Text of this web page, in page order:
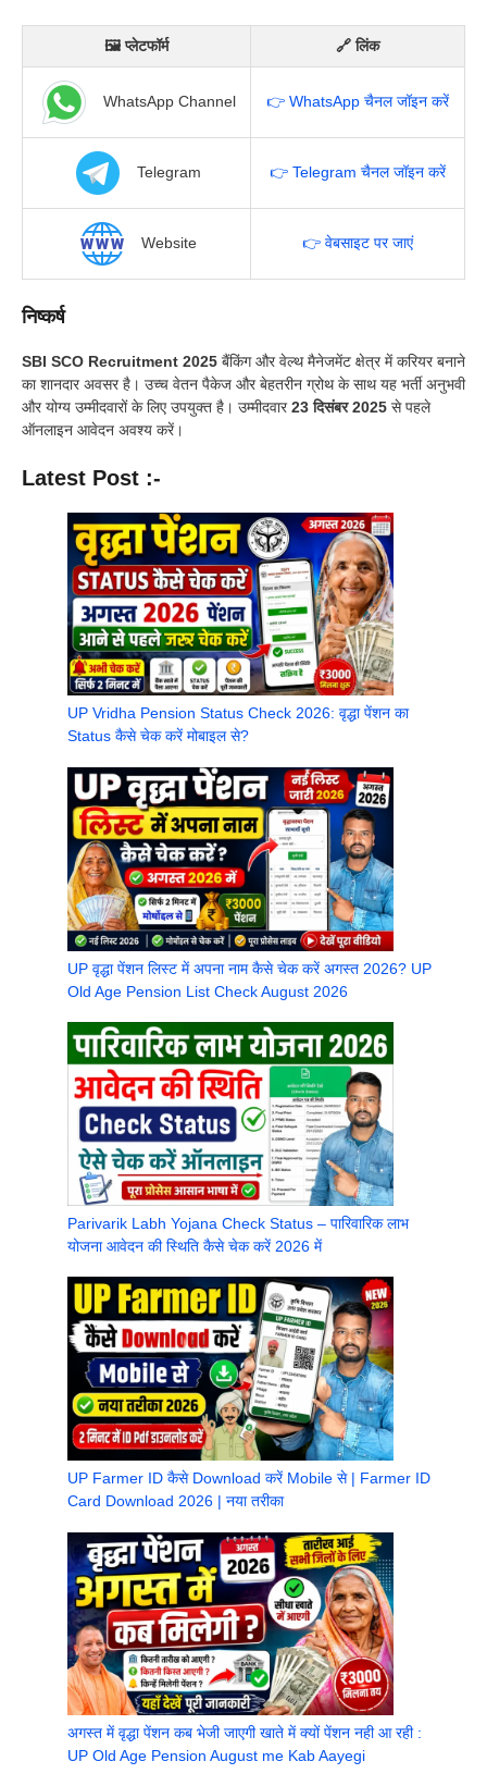
🖼 प्लेटफॉर्म 🔗 लिंक
WhatsApp Channel 👉 WhatsApp चैनल जॉइन करें
Telegram 👉 Telegram चैनल जॉइन करें
Website 👉 वेबसाइट पर जाएं
निष्कर्ष
SBI SCO Recruitment 2025 बैंकिंग और वेल्थ मैनेजमेंट क्षेत्र में करियर बनाने
का शानदार अवसर है। उच्च वेतन पैकेज और बेहतरीन ग्रोथ के साथ यह भर्ती अनुभवी
और योग्य उम्मीदवारों के लिए उपयुक्त है। उम्मीदवार23 दिसंबर 2025 से पहले
ऑनलाइन आवेदन अवश्य करें।
Latest Post :-
UP Vridha Pension Status Check 2026: वृद्धा पेंशन का
Status कैसे चेक करें मोबाइल से?
UP वृद्धा पेंशन लिस्ट में अपना नाम कैसे चेक करें अगस्त 2026? UP
Old Age Pension List Check August 2026
Parivarik Labh Yojana Check Status – पारिवारिक लाभ
योजना आवेदन की स्थिति कैसे चेक करें 2026 में
UP Farmer ID कैसे Download करें Mobile से | Farmer ID
Card Download 2026 | नया तरीका
अगस्त में वृद्धा पेंशन कब भेजी जाएगी खाते में क्यों पेंशन नही आ रही :
UP Old Age Pension August me Kab Aayegi